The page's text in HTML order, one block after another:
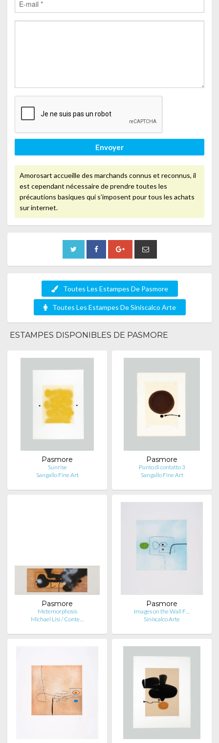
Envoyer
Amorosart accueille des marchands connus et reconnus, il
est cependant nécessaire de prendre toutes les
précautions basiques qui s’imposent pour tous les achats
sur internet.
Toutes Les Estampes De Pasmore
Toutes Les Estampes De Siniscalco Arte
ESTAMPES DISPONIBLES DE PASMORE
Pasmore
Sunrise
Sangallo Fine Art
Pasmore
Punto di contatto 3
Sangallo Fine Art
Pasmore
Metemorphosis
Michael Lisi / Conte…
Pasmore
Images on the Wall F…
Siniscalco Arte